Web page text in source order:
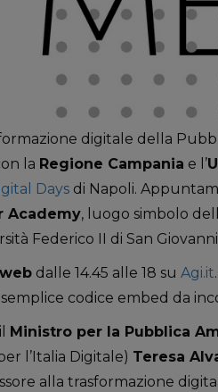
digitale della
la Regione Campania e l’
Daysdi Napoli.
Academy, luogo simbolo
Federico II di San
dalle 14.45 alle 18 su Agi.it
codice embed da
Ministro per la Pubblica
l’Italia Digitale) Teresa
alla trasformazione